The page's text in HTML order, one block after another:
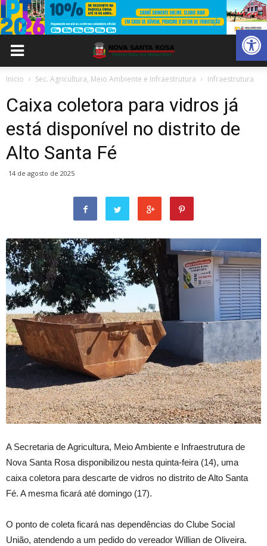
Abrir
Inicio Sec. Agricultura, Meio Ambiente e Infraestrutura Infraestrutura
Caixa coletora para vidros já
está disponível no distrito de
Alto Santa Fé
14 de agosto de 2025
A Secretaria de Agricultura, Meio Ambiente e Infraestrutura de
Nova Santa Rosa disponibilizou nesta quinta-feira (14), uma
caixa coletora para descarte de vidros no distrito de Alto Santa
Fé. A mesma ficará até domingo (17).
O ponto de coleta ficará nas dependências do Clube Social
União, atendendo a um pedido do vereador Willian de Oliveira.